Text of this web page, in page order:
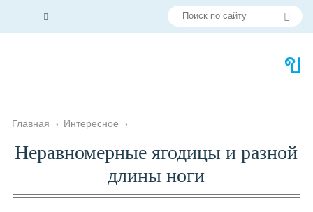
Главная › Интересное ›
Неравномерные ягодицы и разной
длины ноги